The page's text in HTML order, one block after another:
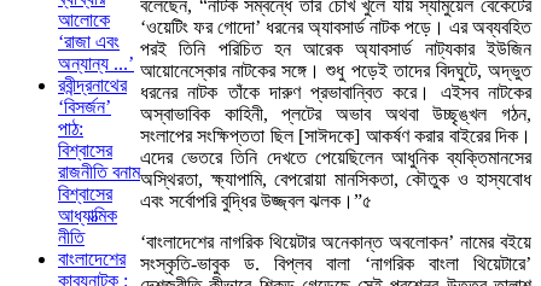
বলেছেন, “নাটক সম্বন্ধে তাঁর চোখ খুলে যায় স্যামুয়েল বেকেটের
‘ওয়েটিং ফর গোদো’ ধরনের অ্যাবসার্ড নাটক পড়ে। এর অব্যবহিত
পরই তিনি পরিচিত হন আরেক অ্যাবসার্ড নাট্যকার ইউজিন
আয়োনেস্কোর নাটকের সঙ্গে। শুধু পড়েই তাদের বিদঘুটে, অদ্ভুত
ধরনের নাটক তাঁকে দারুণ প্রভাবান্বিত করে। এইসব নাটকের
অস্বাভাবিক কাহিনী, প্লটের অভাব অথবা উচ্ছৃঙ্খল গঠন,
সংলাপের সংক্ষিপ্ততা ছিল [সাঈদকে] আকর্ষণ করার বাইরের দিক।
এদের ভেতরে তিনি দেখতে পেয়েছিলেন আধুনিক ব্যক্তিমানসের
অস্থিরতা, ক্ষ্যাপামি, বেপরোয়া মানসিকতা, কৌতুক ও হাস্যবোধ
এবং সর্বোপরি বুদ্ধির উজ্জ্বল ঝলক।”৫
‘বাংলাদেশের নাগরিক থিয়েটার অনেকান্ত অবলোকন’ নামের বইয়ে
সংস্কৃতি-ভাবুক ড. বিপ্লব বালা ‘নাগরিক বাংলা থিয়েটারে’
আলোকে
‘রাজা এবং
অন্যান্য ...’
রবীন্দ্রনাথের
‘বিসর্জন’
পাঠ:
বিশ্বাসের
রাজনীতি বনাম
বিশ্বাসের
আধ্যাত্মিক
নীতি
বাংলাদেশের
কাব্যনাটক :